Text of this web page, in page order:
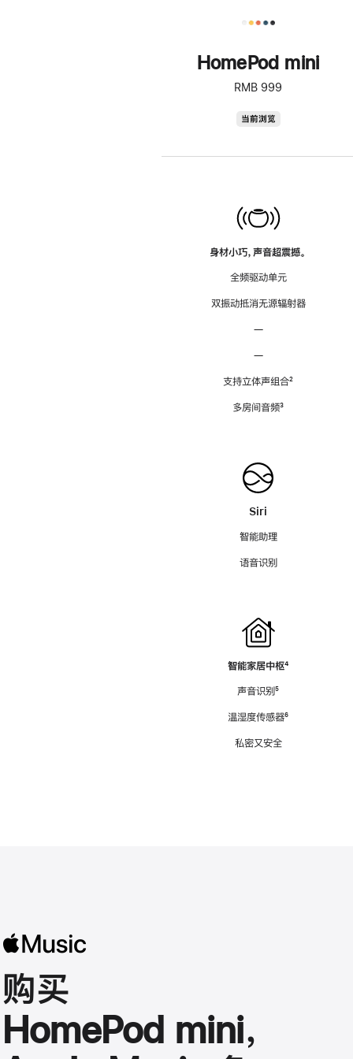
HomePod mini
RMB 999
当前浏览
身材小巧，声音超震撼。
全频驱动单元
双振动抵消无源辐射器
—
—
支持立体声组合脚
²
多房间音频脚
³
Siri
智能助理
语音识别
智能家居中枢脚
⁴
声音识别脚
⁵
温湿度传感器脚
⁶
私密又安全
购买
HomePod mini，